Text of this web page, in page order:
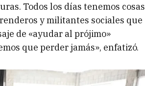
Todos los días tenemos cosas
y militantes sociales que
de «ayudar al prójimo»
que perder jamás», enfatizó.